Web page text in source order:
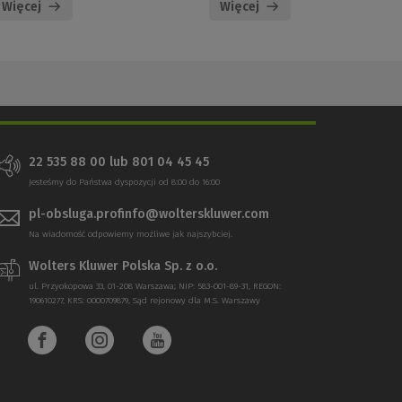
Więcej Więcej
22 535 88 00 lub 801 04 45 45
Jesteśmy do Państwa dyspozycji od 8:00 do 16:00
pl-obsluga.profinfo@wolterskluwer.com
Na wiadomość odpowiemy możliwe jak najszybciej.
Wolters Kluwer Polska Sp. z o.o.
ul. Przyokopowa 33, 01-208 Warszawa; NIP: 583-001-89-31, REGON:
190610277, KRS: 0000709879, Sąd rejonowy dla M.S. Warszawy